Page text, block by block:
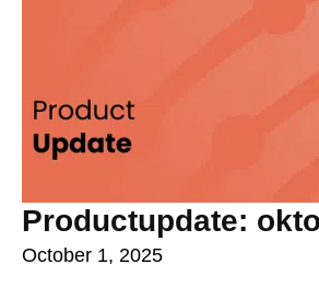
Productupdate:
October 1, 2025